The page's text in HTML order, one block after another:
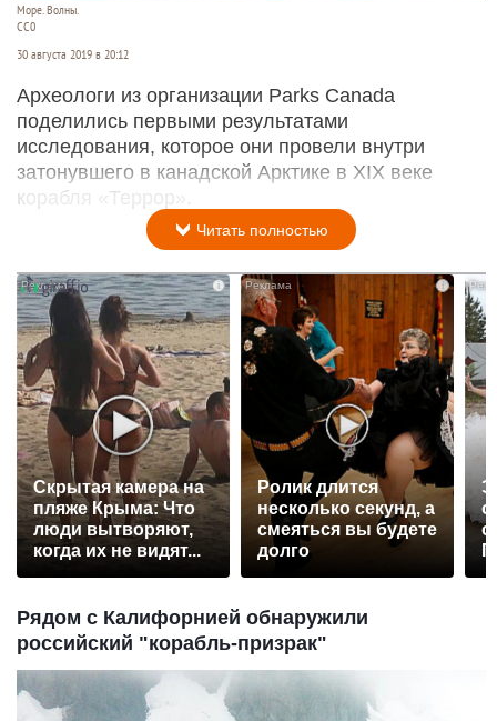
Море. Волны.
СС0
30 августа 2019 в 20:12
Археологи из организации Parks Canada
поделились первыми результатами
исследования, которое они провели внутри
затонувшего в канадской Арктике в XIX веке
корабля «Террор».
Читать полностью
i
Скрытая камера на
пляже Крыма: Что
люди вытворяют,
когда их не видят...
Ролик длится
несколько секунд, а
смеяться вы будете
долго
Рядом с Калифорнией обнаружили
российский "корабль-призрак"